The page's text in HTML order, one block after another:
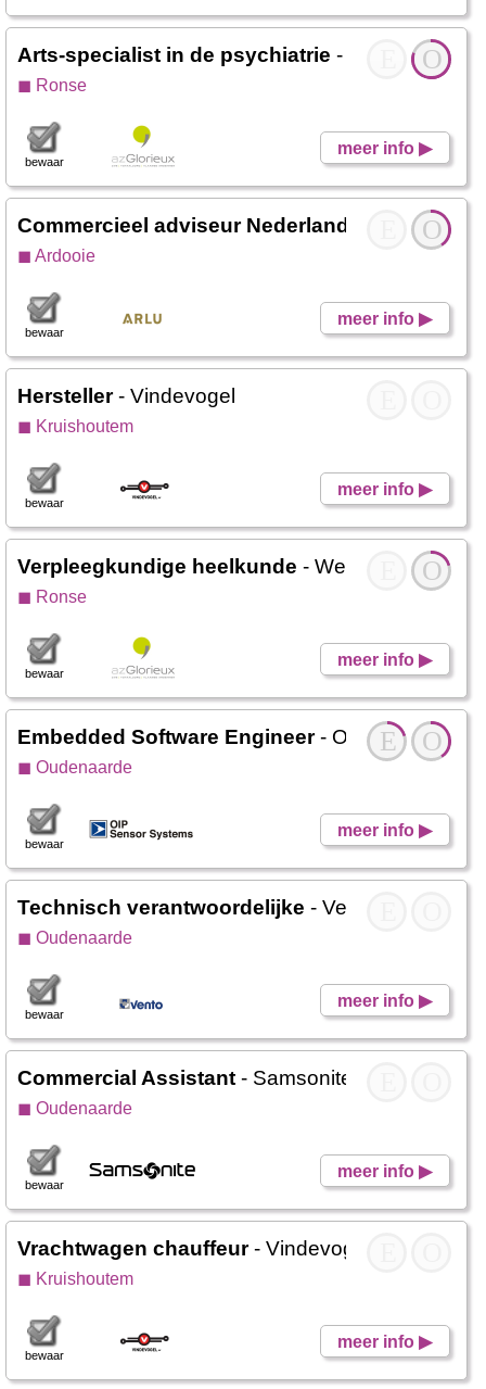
O
Arts-specialist in de psychiatrie - Werken
◼ Ronse
meer info ▶
bewaar
O
Commercieel adviseur Nederland - ARLU
◼ Ardooie
meer info ▶
bewaar
Hersteller- Vindevogel
◼ Kruishoutem
meer info ▶
bewaar
O
Verpleegkundige heelkunde - Werken Glorieux
◼ Ronse
meer info ▶
bewaar
O
E
Embedded Software Engineer- OIP Sensor
◼ Oudenaarde
meer info ▶
bewaar
Technisch verantwoordelijke - Vento
◼ Oudenaarde
meer info ▶
bewaar
Commercial Assistant - Samsonite
◼ Oudenaarde
meer info ▶
bewaar
Vrachtwagen chauffeur- Vindevogel
◼ Kruishoutem
meer info ▶
bewaar